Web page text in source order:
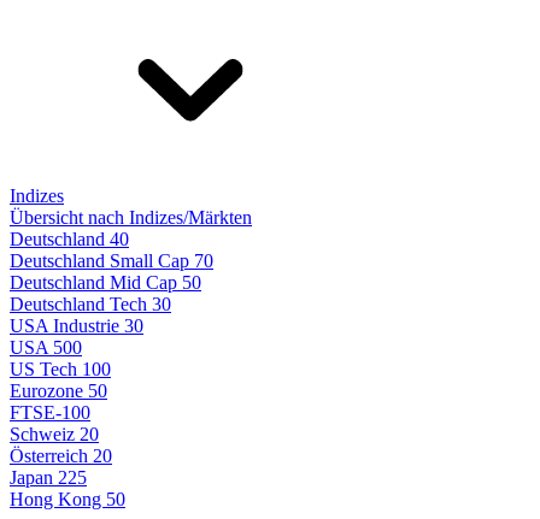
Indizes
Übersicht nach Indizes/Märkten
Deutschland 40
Deutschland Small Cap 70
Deutschland Mid Cap 50
Deutschland Tech 30
USA Industrie 30
USA 500
US Tech 100
Eurozone 50
FTSE-100
Schweiz 20
Österreich 20
Japan 225
Hong Kong 50